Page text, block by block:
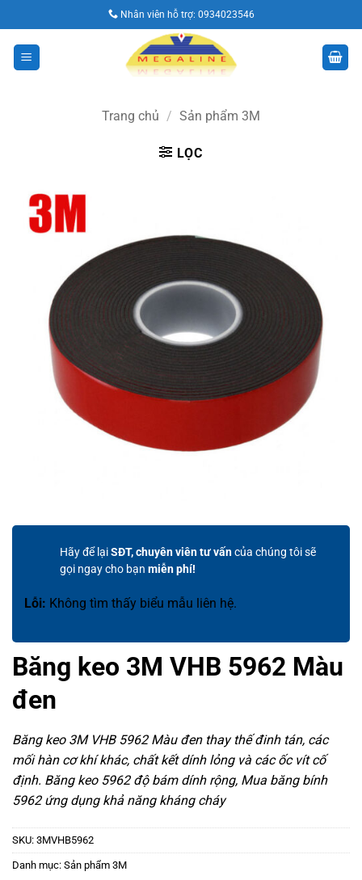
qua
nội
dung
Nhân viên hỗ trợ: 0934023546
Trang chủ / Sản phẩm 3M
LỌC
Hãy để lạiSĐT, chuyên viên tư vấncủa chúng tôi sẽ
gọi ngay cho bạn miễn phí!
Lỗi: Không tìm thấy biểu mẫu liên hệ.
Băng keo 3M VHB 5962 Màu
đen
Băng keo 3M VHB 5962 Màu đen thay thế đinh tán, các
mối hàn cơ khí khác, chất kết dính lỏng và các ốc vít cố
định. Băng keo 5962 độ bám dính rộng, Mua băng bính
5962 ứng dụng khả năng kháng cháy
SKU: 3MVHB5962
Danh mục: Sản phẩm 3M